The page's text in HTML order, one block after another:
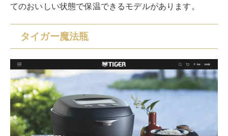
てのおいしい状態で保温できるモデルがあります。
タイガー魔法瓶